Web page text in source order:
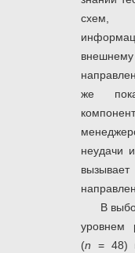
схем,
же
неудачи
В
уровнем
(n = 48)